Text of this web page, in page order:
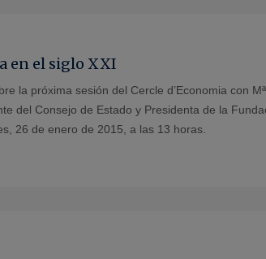
en el siglo XXI
la próxima sesión del Cercle d’Economia con Mª
del Consejo de Estado y Presidenta de la
26 de enero de 2015, a las 13 horas.